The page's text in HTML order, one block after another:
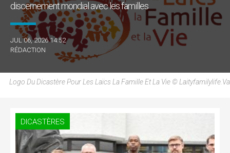
discernement mondial avec les familles
JUL 06, 2026 14:52
RÉDACTION
Logo Du Dicastère Pour Les Laïcs La Famille Et La Vie © Laityfamilylife.va
DICASTÈRES